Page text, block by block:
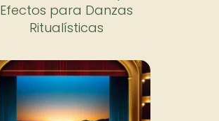
Efectos para Danzas
Ritualísticas